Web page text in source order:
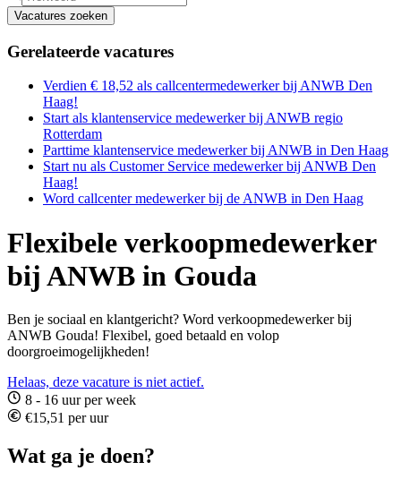
Vacatures zoeken
Gerelateerde vacatures
Verdien € 18,52 als callcentermedewerker bij ANWB Den
Haag!
Start als klantenservice medewerker bij ANWB regio
Rotterdam
Parttime klantenservice medewerker bij ANWB in Den Haag
Start nu als Customer Service medewerker bij ANWB Den
Haag!
Word callcenter medewerker bij de ANWB in Den Haag
Flexibele verkoopmedewerker
bij ANWB in Gouda
Ben je sociaal en klantgericht? Word verkoopmedewerker bij
ANWB Gouda! Flexibel, goed betaald en volop
doorgroeimogelijkheden!
Helaas, deze vacature is niet actief.
8 - 16 uur per week
€15,51 per uur
Wat ga je doen?